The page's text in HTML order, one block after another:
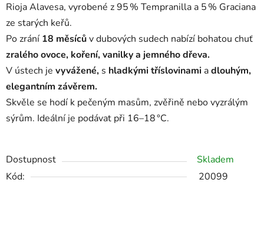
Rioja Alavesa, vyrobené z 95 % Tempranilla a 5 % Graciana
ze starých keřů.
Po zrání 18 měsícův dubových sudech nabízí bohatou chuť
zralého ovoce, koření, vanilky a jemného dřeva.
V ústech je vyvážené, s hladkými tříslovinami adlouhým,
elegantním závěrem.
Skvěle se hodí k pečeným masům, zvěřině nebo vyzrálým
sýrům. Ideální je podávat při 16–18 °C.
Dostupnost
Skladem
Kód:
20099